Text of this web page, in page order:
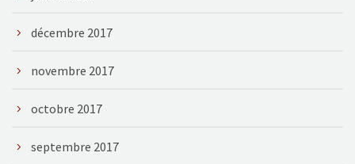
décembre 2017
novembre 2017
octobre 2017
septembre 2017